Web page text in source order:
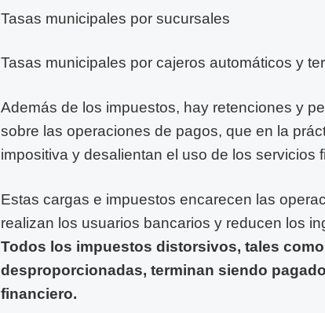
Tasas municipales por sucursales
Tasas municipales por cajeros automáticos y
Además de los impuestos, hay retenciones y
sobre las operaciones de pagos, que en la
impositiva y desalientan el uso de los servicios
Estas cargas e impuestos encarecen las
realizan los usuarios bancarios y reducen los
Todos los impuestos distorsivos, tales
desproporcionadas, terminan siendo
financiero.